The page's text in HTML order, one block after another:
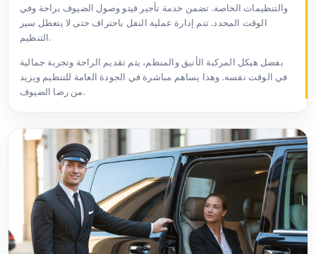
والتنظيمات الخاصة. تضمن خدمة تأجير فيتو وصول الضيوف براحة وفي
الوقت المحدد. تتم إدارة عملية النقل باحتراف حتى لا يتعطل سير
التنظيم.
بفضل هيكل المركبة الأنيق والمنظم، يتم تقديم الراحة وتجربة جمالية
في الوقت نفسه. وهذا يساهم مباشرة في الجودة العامة للتنظيم ويزيد
من رضا الضيوف.